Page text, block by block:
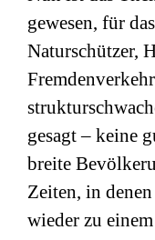
gewesen, für
Naturschützer,
gesagt – keine
breite
Zeiten, in
wieder zu